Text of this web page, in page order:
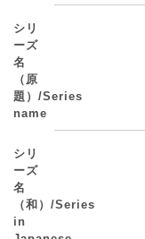
シリ
ーズ
名
（原
題）/Series
name
シリ
ーズ
名
（和）/Series
in